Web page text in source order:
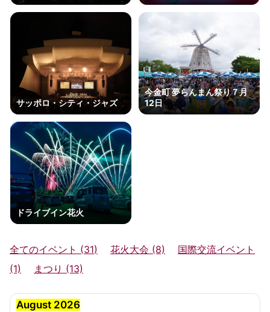
サッポロ・シティ・ジャズ
今金町 夢らんまん祭り７月
12日
ドライブイン花火
全てのイベント (31) 花火大会 (8)
国際交流イベント
(1)
まつり (13)
August 2026